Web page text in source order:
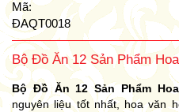
Mã:
ĐAQT0018
Bộ Đồ Ăn 12 Sản Phẩm
Bộ Đồ Ăn 12 Sản Phẩm
nguyên liệu tốt nhất, hoa văn